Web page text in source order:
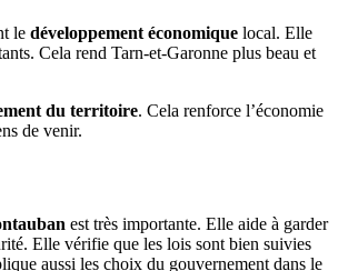
le développement économique local. Elle
Cela rend Tarn-et-Garonne plus beau et
du territoire. Cela renforce l’économie
de venir.
est très importante. Elle aide à garder
Elle vérifie que les lois sont bien suivies
aussi les choix du gouvernement dans le